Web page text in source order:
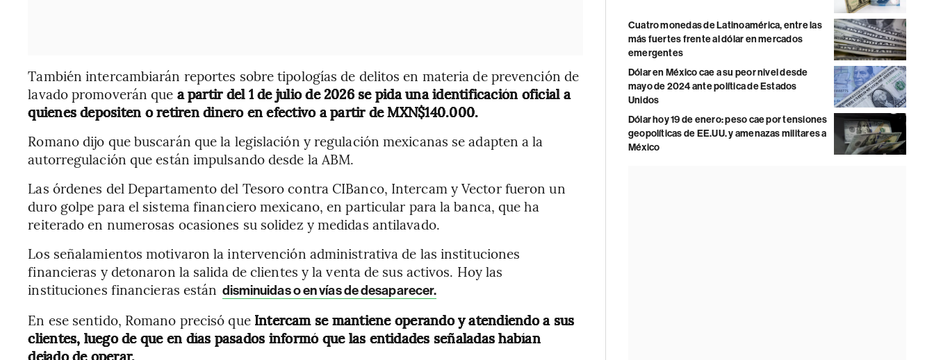
También intercambiarán reportes sobre tipologías de delitos en materia de prevención de
lavado promoverán que a partir del 1 de julio de 2026 se pida una identificación oficial a
quienes depositen o retiren dinero en efectivo a partir de MXN$140.000.
Romano dijo que buscarán que la legislación y regulación mexicanas se adapten a la
autorregulación que están impulsando desde la ABM.
Las órdenes del Departamento del Tesoro contra CIBanco, Intercam y Vector fueron un
duro golpe para el sistema financiero mexicano, en particular para la banca, que ha
reiterado en numerosas ocasiones su solidez y medidas antilavado.
Los señalamientos motivaron la intervención administrativa de las instituciones
financieras y detonaron la salida de clientes y la venta de sus activos. Hoy las
instituciones financieras están disminuidas o en vías de desaparecer.
En ese sentido, Romano precisó que Intercam se mantiene operando y atendiendo a sus
clientes, luego de que en días pasados informó que las entidades señaladas habían
dejado de operar.
Cuatro monedas de Latinoamérica, entre las
más fuertes frente al dólar en mercados
emergentes
Dólar en México cae a su peor nivel desde
mayo de 2024 ante política de Estados
Unidos
Dólar hoy 19 de enero: peso cae por tensiones
geopolíticas de EE.UU. y amenazas militares a
México